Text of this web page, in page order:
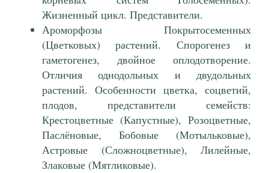
Жизненный цикл. Представители.
Ароморфозы Покрытосеменных
(Цветковых) растений. Спорогенез и
гаметогенез, двойное оплодотворение.
Отличия однодольных и двудольных
растений. Особенности цветка, соцветий,
плодов, представители семейств:
Крестоцветные (Капустные), Розоцветные,
Паслёновые, Бобовые (Мотыльковые),
Астровые (Сложноцветные), Лилейные,
Злаковые (Мятликовые).